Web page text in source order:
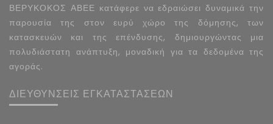
ΒΕΡΥΚΟΚΟΣ ΑΒΕΕ κατάφερε να εδραιώσει δυναμικά την
παρουσία της στον ευρύ χώρο της δόμησης, των
κατασκευών και της επένδυσης, δημιουργώντας μια
πολυδιάστατη ανάπτυξη, μοναδική για τα δεδομένα της
αγοράς.
ΔΙΕΥΘΥΝΣΕΙΣ ΕΓΚΑΤΑΣΤΑΣΕΩΝ